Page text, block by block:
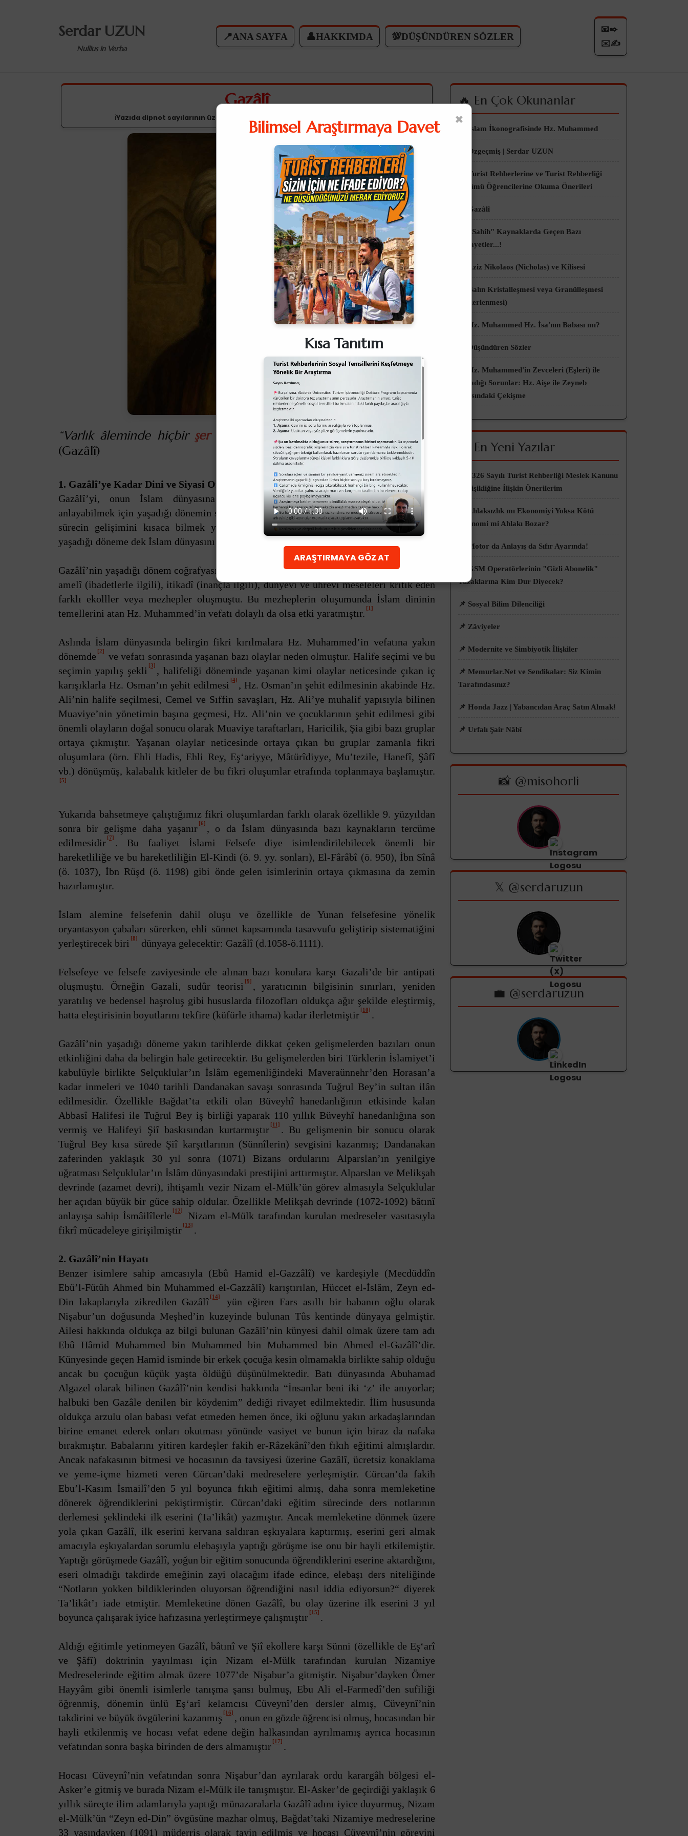
Serdar UZUN
Nullius in Verba
📍ANA SAYFA 👤HAKKIMDA 💯DÜŞÜNDÜREN SÖZLER
📧✒️
✉️✍
Gazâlî
ℹ️Yazıda dipnot sayılarının üzerine tıklarsanız açıklamaları okuyabilirsiniz.ℹ️
“Varlık âleminde hiçbir şeryoktur ki, içindehayrbulundurmasın!”
(Gazâlî)
1. Gazâlî’ye Kadar Dini ve Siyasi Ortam
Gazâlî’yi, onun İslam dünyasına katkılarını, sahip olduğu düşünce dünyasını
anlayabilmek için yaşadığı dönemin siyasi ve dini ortamını ve bu ortamı oluşturan tarihi
sürecin gelişimini kısaca bilmek yararlı olacaktır. Bu nedenle öncelikle Gazali’nin
yaşadığı döneme dek İslam dünyasını değerlendirmek önemli fikirler sunacaktır.
Gazâlî’nin yaşadığı dönem coğrafyasında, günümüzde de olduğu üzere, İslam dünyasında
amelî (ibadetlerle ilgili), itikadî (inançla ilgili), dünyevi ve uhrevi meseleleri kritik eden
farklı ekolller veya mezhepler oluşmuştu. Bu mezheplerin oluşumunda İslam dininin
temellerini atan Hz. Muhammed’in vefatı dolaylı da olsa etki yaratmıştır. [1]
Aslında İslam dünyasında belirgin fikri kırılmalara Hz. Muhammed’in vefatına yakın
dönemde [2]
ve vefatı sonrasında yaşanan bazı olaylar neden olmuştur. Halife seçimi ve bu
seçimin yapılış şekli [3] , halifeliği döneminde yaşanan kimi olaylar neticesinde çıkan iç
karışıklarla Hz. Osman’ın şehit edilmesi [4] , Hz. Osman’ın şehit edilmesinin akabinde Hz.
Ali’nin halife seçilmesi, Cemel ve Sıffin savaşları, Hz. Ali’ye muhalif yapısıyla bilinen
Muaviye’nin yönetimin başına geçmesi, Hz. Ali’nin ve çocuklarının şehit edilmesi gibi
önemli olayların doğal sonucu olarak Muaviye taraftarları, Haricilik, Şia gibi bazı gruplar
ortaya çıkmıştır. Yaşanan olaylar neticesinde ortaya çıkan bu gruplar zamanla fikri
oluşumlara (örn. Ehli Hadis, Ehli Rey, Eş‘ariyye, Mâtürîdiyye, Mu’tezile, Hanefî, Şâfî
vb.) dönüşmüş, kalabalık kitleler de bu fikri oluşumlar etrafında toplanmaya başlamıştır.
[5]
Yukarıda bahsetmeye çalıştığımız fikri oluşumlardan farklı olarak özellikle 9. yüzyıldan
sonra bir gelişme daha yaşanır [6] , o da İslam dünyasında bazı kaynakların tercüme
edilmesidir [7] . Bu faaliyet İslami Felsefe diye isimlendirilebilecek önemli bir
hareketliliğe ve bu hareketliliğin El-Kindi (ö. 9. yy. sonları), El-Fârâbî (ö. 950), İbn Sînâ
(ö. 1037), İbn Rüşd (ö. 1198) gibi önde gelen isimlerinin ortaya çıkmasına da zemin
hazırlamıştır.
İslam alemine felsefenin dahil oluşu ve özellikle de Yunan felsefesine yönelik
oryantasyon çabaları sürerken, ehli sünnet kapsamında tasavvufu geliştirip sistematiğini
yerleştirecek biri [8] dünyaya gelecektir: Gazâlî (d.1058-ö.1111).
Felsefeye ve felsefe zaviyesinde ele alınan bazı konulara karşı Gazali’de bir antipati
oluşmuştu. Örneğin Gazali, sudûr teorisi [9] , yaratıcının bilgisinin sınırları, yeniden
yaratılış ve bedensel haşroluş gibi hususlarda filozofları oldukça ağır şekilde eleştirmiş,
hatta eleştirisinin boyutlarını tekfire (küfürle ithama) kadar ilerletmiştir [10] .
Gazâlî’nin yaşadığı döneme yakın tarihlerde dikkat çeken gelişmelerden bazıları onun
etkinliğini daha da belirgin hale getirecektir. Bu gelişmelerden biri Türklerin İslamiyet’i
kabulüyle birlikte Selçuklular’ın İslâm egemenliğindeki Maveraünnehr’den Horasan’a
kadar inmeleri ve 1040 tarihli Dandanakan savaşı sonrasında Tuğrul Bey’in sultan ilân
edilmesidir. Özellikle Bağdat’ta etkili olan Büveyhî hanedanlığının etkisinde kalan
Abbasî Halifesi ile Tuğrul Bey iş birliği yaparak 110 yıllık Büveyhî hanedanlığına son
vermiş ve Halifeyi Şiî baskısından kurtarmıştır [11] . Bu gelişmenin bir sonucu olarak
Tuğrul Bey kısa sürede Şiî karşıtlarının (Sünnîlerin) sevgisini kazanmış; Dandanakan
zaferinden yaklaşık 30 yıl sonra (1071) Bizans ordularını Alparslan’ın yenilgiye
uğratması Selçuklular’ın İslâm dünyasındaki prestijini arttırmıştır. Alparslan ve Melikşah
devrinde (azamet devri), ihtişamlı vezir Nizam el-Mülk’ün görev almasıyla Selçuklular
her açıdan büyük bir güce sahip oldular. Özellikle Melikşah devrinde (1072-1092) bâtınî
anlayışa sahip İsmâilîlerle [12]
Nizam el-Mülk tarafından kurulan medreseler vasıtasıyla
fikrî mücadeleye girişilmiştir [13] .
2. Gazâlî’nin Hayatı
Benzer isimlere sahip amcasıyla (Ebû Hamid el-Gazzâlî) ve kardeşiyle (Mecdüddîn
Ebü’l-Fütûh Ahmed bin Muhammed el-Gazzâlî) karıştırılan, Hüccet el-İslâm, Zeyn ed-
Din lakaplarıyla zikredilen Gazâlî [14]
yün eğiren Fars asıllı bir babanın oğlu olarak
Nişabur’un doğusunda Meşhed’in kuzeyinde bulunan Tûs kentinde dünyaya gelmiştir.
Ailesi hakkında oldukça az bilgi bulunan Gazâlî’nin künyesi dahil olmak üzere tam adı
Ebû Hâmid Muhammed bin Muhammed bin Muhammed bin Ahmed el-Gazâlî’dir.
Künyesinde geçen Hamid isminde bir erkek çocuğa kesin olmamakla birlikte sahip olduğu
ancak bu çocuğun küçük yaşta öldüğü düşünülmektedir. Batı dünyasında Abuhamad
Algazel olarak bilinen Gazâlî’nin kendisi hakkında “İnsanlar beni iki ‘z’ ile anıyorlar;
halbuki ben Gazâle denilen bir köydenim” dediği rivayet edilmektedir. İlim hususunda
oldukça arzulu olan babası vefat etmeden hemen önce, iki oğlunu yakın arkadaşlarından
birine emanet ederek onları okutması yönünde vasiyet ve bunun için biraz da nafaka
bırakmıştır. Babalarını yitiren kardeşler fakih er-Râzekânî’den fıkıh eğitimi almışlardır.
Ancak nafakasının bitmesi ve hocasının da tavsiyesi üzerine Gazâlî, ücretsiz konaklama
ve yeme-içme hizmeti veren Cürcan’daki medreselere yerleşmiştir. Cürcan’da fakih
Ebu’l-Kasım İsmailî’den 5 yıl boyunca fıkıh eğitimi almış, daha sonra memleketine
dönerek öğrendiklerini pekiştirmiştir. Cürcan’daki eğitim sürecinde ders notlarının
derlemesi şeklindeki ilk eserini (Ta’likât) yazmıştır. Ancak memleketine dönmek üzere
yola çıkan Gazâlî, ilk eserini kervana saldıran eşkıyalara kaptırmış, eserini geri almak
amacıyla eşkıyalardan sorumlu elebaşıyla yaptığı görüşme ise onu bir hayli etkilemiştir.
Yaptığı görüşmede Gazâlî, yoğun bir eğitim sonucunda öğrendiklerini eserine aktardığını,
eseri olmadığı takdirde emeğinin zayi olacağını ifade edince, elebaşı ders niteliğinde
“Notların yokken bildiklerinden oluyorsan öğrendiğini nasıl iddia ediyorsun?“ diyerek
Ta’likât’ı iade etmiştir. Memleketine dönen Gazâlî, bu olay üzerine ilk eserini 3 yıl
boyunca çalışarak iyice hafızasına yerleştirmeye çalışmıştır [15] .
Aldığı eğitimle yetinmeyen Gazâlî, bâtınî ve Şiî ekollere karşı Sünni (özellikle de Eş‘arî
ve Şâfî) doktrinin yayılması için Nizam el-Mülk tarafından kurulan Nizamiye
Medreselerinde eğitim almak üzere 1077’de Nişabur’a gitmiştir. Nişabur’dayken Ömer
Hayyâm gibi önemli isimlerle tanışma şansı bulmuş, Ebu Ali el-Farmedî’den sufiliği
öğrenmiş, dönemin ünlü Eş‘arî kelamcısı Cüveynî’den dersler almış, Cüveynî’nin
takdirini ve büyük övgülerini kazanmış [16] , onun en gözde öğrencisi olmuş, hocasından bir
hayli etkilenmiş ve hocası vefat edene değin halkasından ayrılmamış ayrıca hocasının
vefatından sonra başka birinden de ders almamıştır [17] .
Hocası Cüveynî’nin vefatından sonra Nişabur’dan ayrılarak ordu karargâh bölgesi el-
Asker’e gitmiş ve burada Nizam el-Mülk ile tanışmıştır. El-Asker’de geçirdiği yaklaşık 6
yıllık süreçte ilim adamlarıyla yaptığı münazaralarla Gazâlî adını iyice duyurmuş, Nizam
el-Mülk’ün “Zeyn ed-Din” övgüsüne mazhar olmuş, Bağdat’taki Nizamiye medreselerine
33 yaşındayken (1091) müderris olarak tayin edilmiş ve hocası Cüveynî’nin görevini
🔥 En Çok Okunanlar
👀 İslam İkonografisinde Hz. Muhammed
👀 Özgeçmiş | Serdar UZUN
👀 Turist Rehberlerine ve Turist Rehberliği
Bölümü Öğrencilerine Okuma Önerileri
👀 Gazâlî
👀 "Sahih" Kaynaklarda Geçen Bazı
Rivayetler...!
👀 Aziz Nikolaos (Nicholas) ve Kilisesi
👀 Balın Kristalleşmesi veya Granülleşmesi
(Şekerlenmesi)
👀 Hz. Muhammed Hz. İsa'nın Babası mı?
👀 Düşündüren Sözler
👀 Hz. Muhammed'in Zevceleri (Eşleri) ile
Yaşadığı Sorunlar: Hz. Aişe ile Zeyneb
Arasındaki Çekişme
🌟 En Yeni Yazılar
📌 6326 Sayılı Turist Rehberliği Meslek Kanunu
Değişikliğine İlişkin Önerilerim
📌 Ahlaksızlık mı Ekonomiyi Yoksa Kötü
Ekonomi mi Ahlakı Bozar?
📌 Motor da Anlayış da Sıfır Ayarında!
📌 GSM Operatörlerinin "Gizli Abonelik"
Tuzaklarına Kim Dur Diyecek?
📌 Sosyal Bilim Dilenciliği
📌 Zâviyeler
📌 Modernite ve Simbiyotik İlişkiler
📌 Memurlar.Net ve Sendikalar: Siz Kimin
Tarafındasınız?
📌 Honda Jazz | Yabancıdan Araç Satın Almak!
📌 Urfalı Şair Nâbî
📸 @misohorli
𝕏 @serdaruzun
💼 @serdaruzun
×
Bilimsel Araştırmaya Davet
Kısa Tanıtım
ARAŞTIRMAYA GÖZ AT